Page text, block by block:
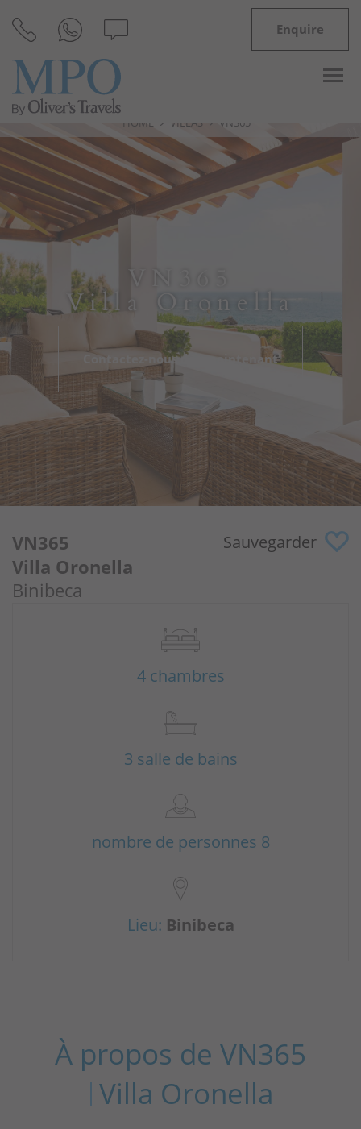
Enquire
Destinations
Inspiration
Minorque
Offres
Pourquoi nous?
Propriétaires
Portail
VN365
Villa Oronella
Contactez-nous dès maintenant
HOME VILLAS VN365
Binibeca
VN365
Villa Oronella
Sauvegarder
4 chambres
3 salle de bains
nombre de personnes 8
Lieu: Binibeca
À propos de VN365
Villa Oronella